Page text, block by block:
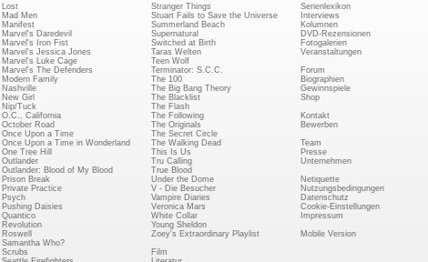
Lost
Mad Men
Manifest
Marvel's Daredevil
Marvel's Iron Fist
Marvel's Jessica Jones
Marvel's Luke Cage
Marvel's The Defenders
Modern Family
Nashville
New Girl
Nip/Tuck
O.C., California
October Road
Once Upon a Time
Once Upon a Time in Wonderland
One Tree Hill
Outlander
Outlander: Blood of My Blood
Prison Break
Private Practice
Psych
Pushing Daisies
Quantico
Revolution
Roswell
Samantha Who?
Scrubs
Stranger Things
Stuart Fails to Save the Universe
Summerland Beach
Supernatural
Switched at Birth
Taras Welten
Teen Wolf
Terminator: S.C.C.
The 100
The Big Bang Theory
The Blacklist
The Flash
The Following
The Originals
The Secret Circle
The Walking Dead
This Is Us
Tru Calling
True Blood
Under the Dome
V - Die Besucher
Vampire Diaries
Veronica Mars
White Collar
Young Sheldon
Zoey's Extraordinary Playlist
Film
Serienlexikon
Interviews
Kolumnen
DVD-Rezensionen
Fotogalerien
Veranstaltungen
Forum
Biographien
Gewinnspiele
Shop
Kontakt
Bewerben
Team
Presse
Unternehmen
Netiquette
Nutzungsbedingungen
Datenschutz
Cookie-Einstellungen
Impressum
Mobile Version